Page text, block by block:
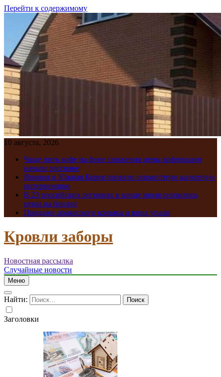
Перейти к содержимому
10 августа, 2026
Чаще пить кофе на фоне снижения цены кофемашин
начали россияне
Япония и Южная Корея провели совместную валютную
интервенцию
В 23 российских регионах в конце июля снизились
цены на бензин
Продажи армянского коньяка и вина упали
Кровли заборы
Новостная рассылка
Случайные новости
Меню
Найти:
Заголовки